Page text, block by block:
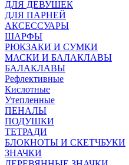
ДЛЯ ДЕВУШЕК
ДЛЯ ПАРНЕЙ
АКСЕССУАРЫ
ШАРФЫ
РЮКЗАКИ И СУМКИ
МАСКИ И БАЛАКЛАВЫ
БАЛАКЛАВЫ
Рефлективные
Кислотные
Утепленные
ПЕНАЛЫ
ПОДУШКИ
ТЕТРАДИ
БЛОКНОТЫ И СКЕТЧБУКИ
ЗНАЧКИ